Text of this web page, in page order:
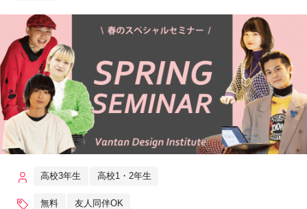
高校3年生 高校1・2年生
無料 友人同伴OK